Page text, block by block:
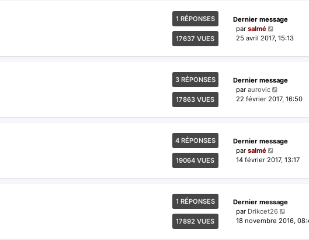
1 RÉPONSES
17637 VUES
Dernier message
par salmé
25 avril 2017, 15:13
3 RÉPONSES
17863 VUES
Dernier message
par aurovic
22 février 2017, 16:50
4 RÉPONSES
19064 VUES
Dernier message
par salmé
14 février 2017, 13:17
1 RÉPONSES
17892 VUES
Dernier message
par Drikcet26
18 novembre 2016,